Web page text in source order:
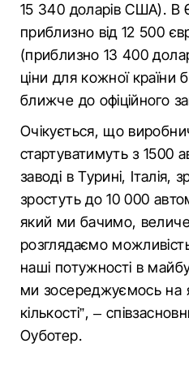
15 340 доларів США). В
приблизно від 12 500
(приблизно 13 400
ціни для кожної країни
ближче до офіційного
Очікується, що
стартуватимуть з 1500
заводі в Турині, Італія,
зростуть до 10 000
який ми бачимо,
розглядаємо
наші потужності в
ми зосереджуємось на
кількості”, –
Оуботер.